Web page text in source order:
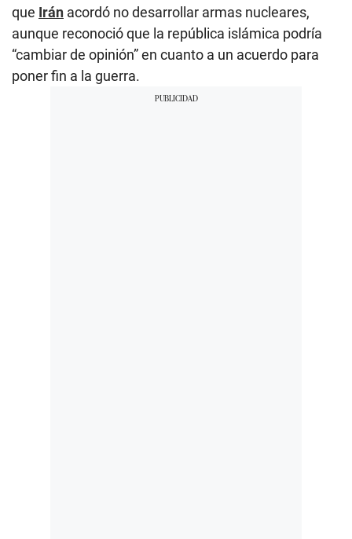
que Irán acordó no desarrollar armas nucleares,
aunque reconoció que la república islámica podría
“cambiar de opinión” en cuanto a un acuerdo para
poner fin a la guerra.